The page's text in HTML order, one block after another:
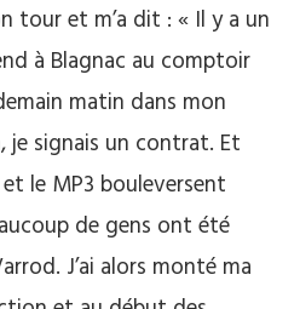
tour et m’a dit : « Il y a un
à Blagnac au comptoir
matin dans mon
je signais un contrat. Et
le MP3 bouleversent
de gens ont été
J’ai alors monté ma